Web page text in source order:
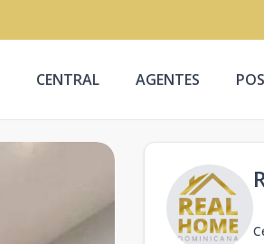
CENTRAL AGENTES